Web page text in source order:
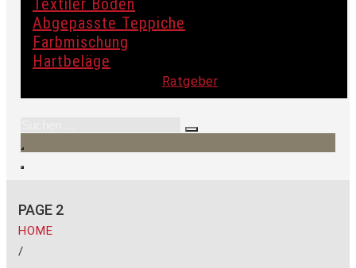
Textiler Boden
Abgepasste Teppiche
Farbmischung
Hartbeläge
Ratgeber
PAGE 2
HOME
/